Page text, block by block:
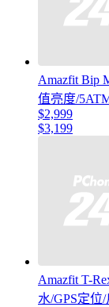
Amazfit Bip
值亮度/
$2,999
$3,199
Amazfit T-
水/GPS定位